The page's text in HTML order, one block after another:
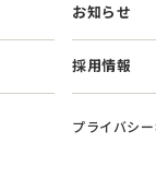
お知らせ
採用情報
プライバシ